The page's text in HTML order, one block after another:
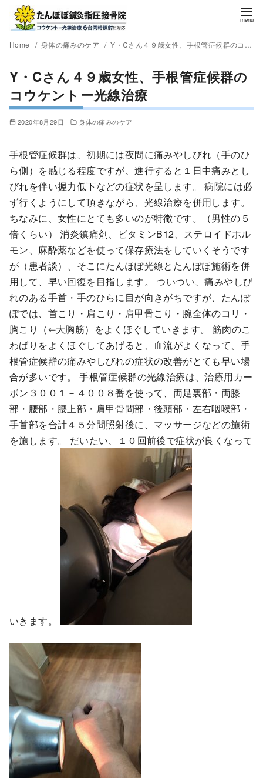
Home 身体の痛みのケア Y・Cさん４９歳女性、手根管症候群のコウケントー光線治療
Y・Cさん４９歳女性、手根管症候群の
コウケントー光線治療
2020年8月29日 身体の痛みのケア
手根管症候群は、初期には夜間に痛みやしびれ（手のひ
ら側）を感じる程度ですが、進行すると１日中痛みとし
びれを伴い握力低下などの症状を呈します。 病院には必
ず行くようにして頂きながら、光線治療を併用します。
ちなみに、女性にとても多いのが特徴です。（男性の５
倍くらい） 消炎鎮痛剤、ビタミンB12、ステロイドホル
モン、麻酔薬などを使って保存療法をしていくそうです
が（患者談）、そこにたんぽぽ光線とたんぽぽ施術を併
用して、早い回復を目指します。 ついつい、痛みやしび
れのある手首・手のひらに目が向きがちですが、たんぽ
ぽでは、首こり・肩こり・肩甲骨こり・腕全体のコリ・
胸こり（⇐大胸筋）をよくほぐしていきます。 筋肉のこ
わばりをよくほぐしてあげると、血流がよくなって、手
根管症候群の痛みやしびれの症状の改善がとても早い場
合が多いです。 手根管症候群の光線治療は、治療用カー
ボン３００１－４００８番を使って、両足裏部・両膝
部・腰部・腰上部・肩甲骨間部・後頭部・左右咽喉部・
手首部を合計４５分間照射後に、マッサージなどの施術
を施します。 だいたい、１０回前後で症状が良くなって
いきます。